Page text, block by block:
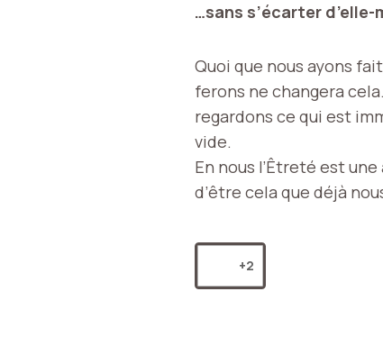
…sans s’écarter d’elle-
Quoi que nous ayons
ferons ne changera
regardons ce qui est
vide.
En nous l’Êtreté est
d’être cela que déjà
+2